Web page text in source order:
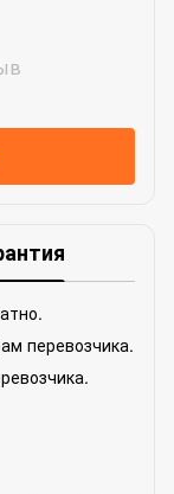
перевозчика.